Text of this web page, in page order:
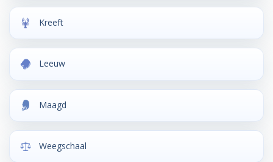
Kreeft
Leeuw
Maagd
Weegschaal